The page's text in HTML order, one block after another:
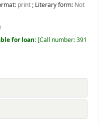
print; Literary form: Not
for loan: Call number:391